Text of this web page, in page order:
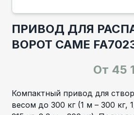
ПРИВОД ДЛЯ
ВОРОТ CAME
От 45
Компактный привод для
весом до 300 кг (1 м – 300 кг,